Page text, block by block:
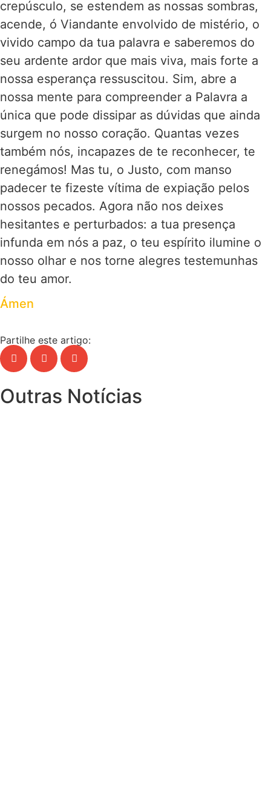
crepúsculo, se estendem as nossas sombras,
acende, ó Viandante envolvido de mistério, o
vivido campo da tua palavra e saberemos do
seu ardente ardor que mais viva, mais forte a
nossa esperança ressuscitou. Sim, abre a
nossa mente para compreender a Palavra a
única que pode dissipar as dúvidas que ainda
surgem no nosso coração. Quantas vezes
também nós, incapazes de te reconhecer, te
renegámos! Mas tu, o Justo, com manso
padecer te fizeste vítima de expiação pelos
nossos pecados. Agora não nos deixes
hesitantes e perturbados: a tua presença
infunda em nós a paz, o teu espírito ilumine o
nosso olhar e nos torne alegres testemunhas
do teu amor.
Ámen
Partilhe este artigo:
Outras Notícias